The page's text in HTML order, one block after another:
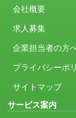
会社概要
求人募集
企業担当者の方
プライバシーポ
サイトマップ
サービス案内